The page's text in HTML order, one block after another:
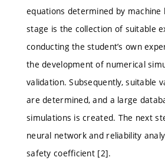
equations determined by
stage is the collection of suitable
conducting the student’s own
the development of numerical
validation. Subsequently, suitable
are determined, and a large
simulations is created. The next
neural network and reliability
safety coefficient [2].